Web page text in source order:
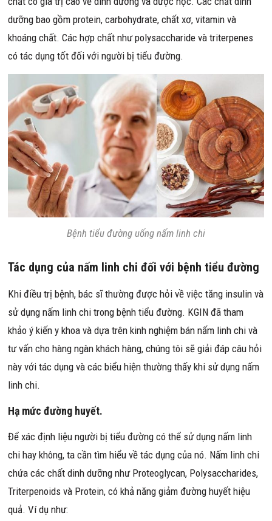
dưỡng bao gồm protein, carbohydrate, chất xơ, vitamin và
khoáng chất. Các hợp chất như polysaccharide và triterpenes
có tác dụng tốt đối với người bị tiểu đường.
Bệnh tiểu đường uống nấm linh chi
Tác dụng của nấm linh chi đối với bệnh tiểu đường
Khi điều trị bệnh, bác sĩ thường được hỏi về việc tăng insulin và
sử dụng nấm linh chi trong bệnh tiểu đường. KGIN đã tham
khảo ý kiến y khoa và dựa trên kinh nghiệm bán nấm linh chi và
tư vấn cho hàng ngàn khách hàng, chúng tôi sẽ giải đáp câu hỏi
này với tác dụng và các biểu hiện thường thấy khi sử dụng nấm
linh chi.
Hạ mức đường huyết.
Để xác định liệu người bị tiểu đường có thể sử dụng nấm linh
chi hay không, ta cần tìm hiểu về tác dụng của nó. Nấm linh chi
chứa các chất dinh dưỡng như Proteoglycan, Polysaccharides,
Triterpenoids và Protein, có khả năng giảm đường huyết hiệu
quả. Ví dụ như: